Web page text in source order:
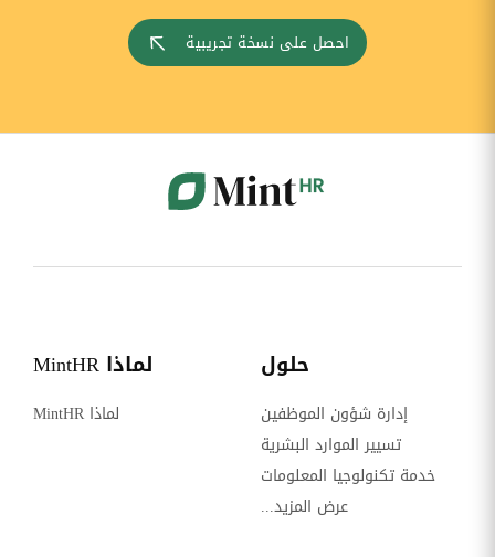
احصل على نسخة تجريبية
حلول
إدارة شؤون الموظفين
تسيير الموارد البشرية
خدمة تكنولوجيا المعلومات
عرض المزيد...
لماذا MintHR
لماذا MintHR